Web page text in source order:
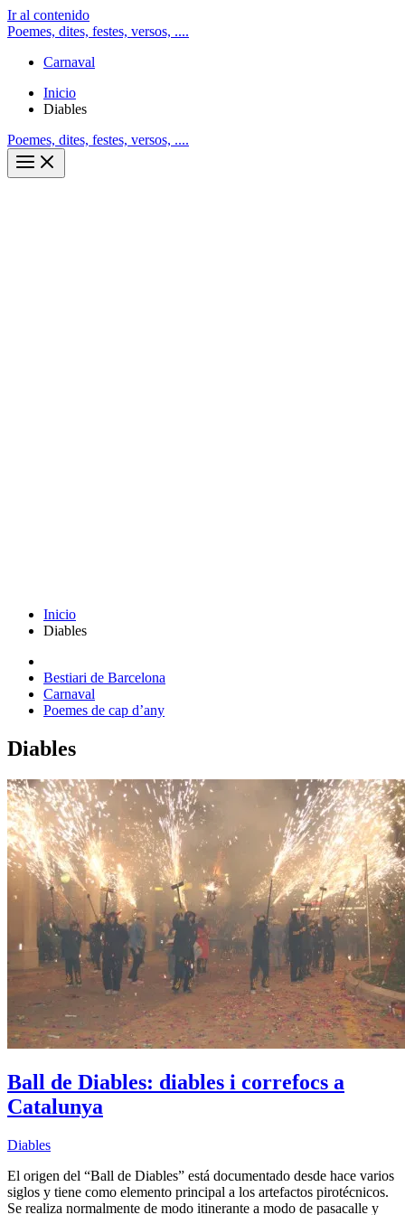
Ir al contenido
Poemes, dites, festes, versos, ....
Carnaval
Inicio
Diables
Poemes, dites, festes, versos, ....
Inicio
Diables
Bestiari de Barcelona
Carnaval
Poemes de cap d’any
Diables
Ball de Diables: diables i correfocs a
Catalunya
Diables
El origen del “Ball de Diables” está documentado desde hace varios
siglos y tiene como elemento principal a los artefactos pirotécnicos.
Se realiza normalmente de modo itinerante a modo de pasacalle y